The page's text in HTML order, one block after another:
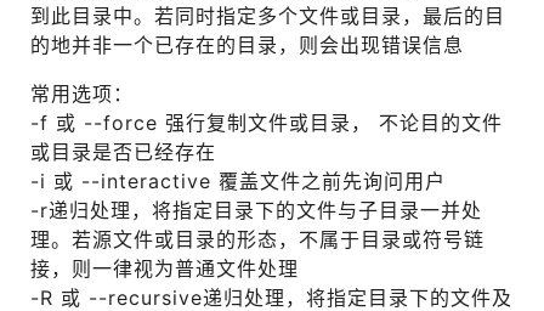
到此目录中。若同时指定多个文件或目录，最后的目
的地并非一个已存在的目录，则会出现错误信息
常用选项：
-f 或 --force 强行复制文件或目录， 不论目的文件
或目录是否已经存在
-i 或 --interactive 覆盖文件之前先询问用户
-r递归处理，将指定目录下的文件与子目录一并处
理。若源文件或目录的形态，不属于目录或符号链
接，则一律视为普通文件处理
-R 或 --recursive递归处理，将指定目录下的文件及